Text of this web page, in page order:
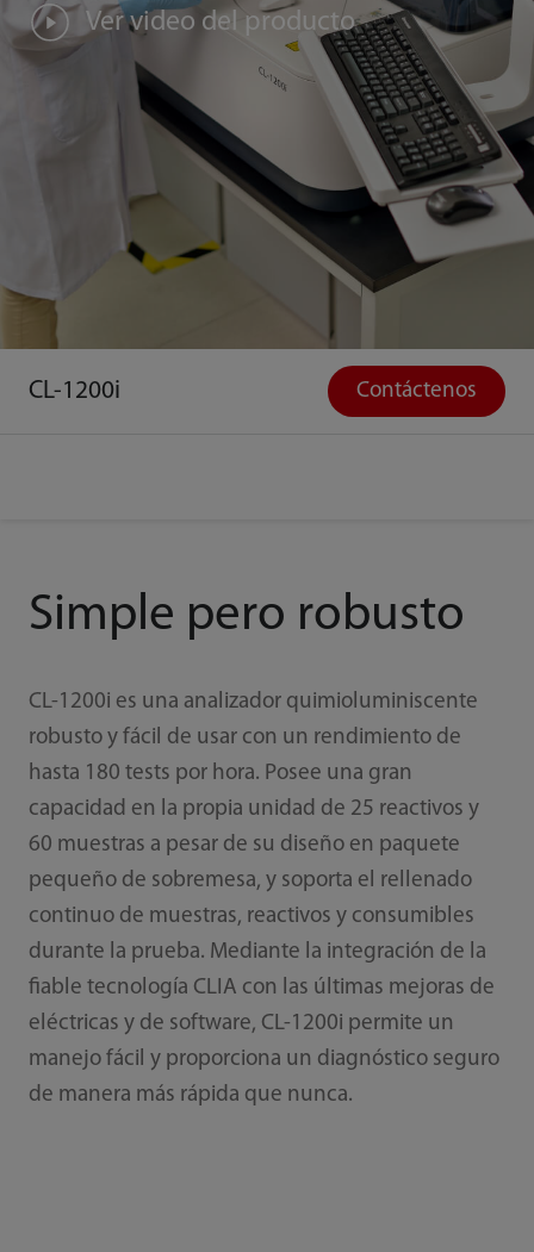
Ver video del producto
CL-1200i Contáctenos
Simple pero robusto
CL-1200i es una analizador quimioluminiscente
robusto y fácil de usar con un rendimiento de
hasta 180 tests por hora. Posee una gran
capacidad en la propia unidad de 25 reactivos y
60 muestras a pesar de su diseño en paquete
pequeño de sobremesa, y soporta el rellenado
continuo de muestras, reactivos y consumibles
durante la prueba. Mediante la integración de la
fiable tecnología CLIA con las últimas mejoras de
eléctricas y de software, CL-1200i permite un
manejo fácil y proporciona un diagnóstico seguro
de manera más rápida que nunca.